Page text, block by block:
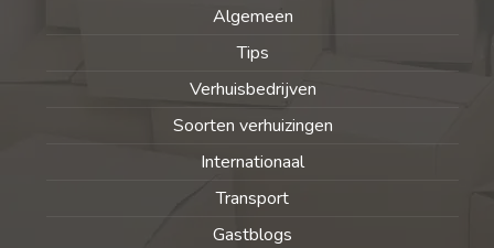
Algemeen
Tips
Verhuisbedrijven
Soorten verhuizingen
Internationaal
Transport
Gastblogs